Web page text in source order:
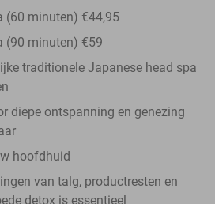
(60 minuten) €44,95
(90 minuten) €59
traditionele Japanese head spa
diepe ontspanning en genezing
hoofdhuid
van talg, productresten en
detox is essentieel